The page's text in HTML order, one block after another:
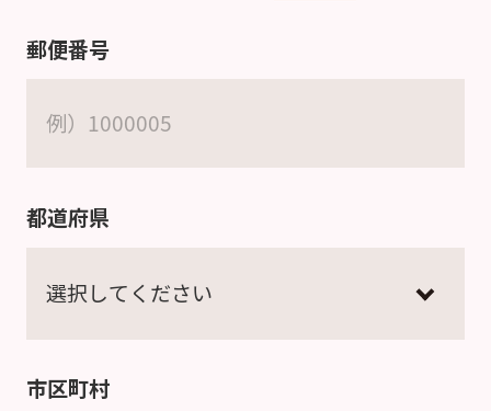
郵便番号
都道府県
市区町村